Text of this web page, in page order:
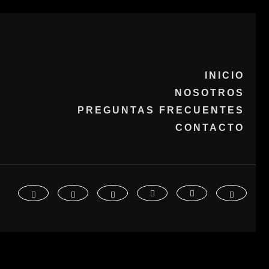
INICIO
NOSOTROS
PREGUNTAS FRECUENTES
CONTACTO